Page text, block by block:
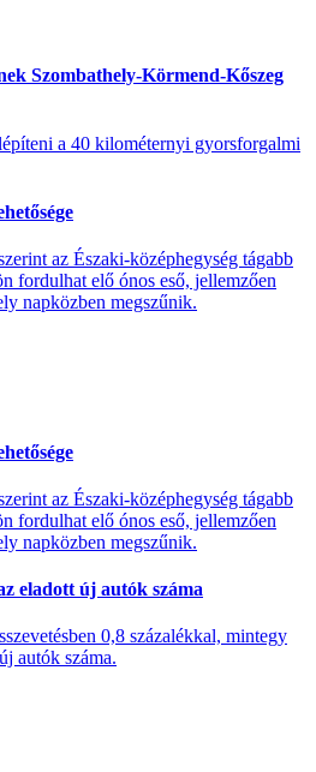
Szombathely-Körmend-Kőszeg
a 40 kilométernyi gyorsforgalmi
az Északi-középhegység tágabb
fordulhat elő ónos eső, jellemzően
napközben megszűnik.
az Északi-középhegység tágabb
fordulhat elő ónos eső, jellemzően
napközben megszűnik.
eladott új autók száma
0,8 százalékkal, mintegy
autók száma.